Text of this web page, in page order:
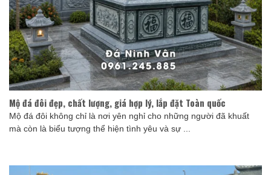
Mộ đá đôi đẹp, chất lượng, giá hợp lý, lắp đặt Toàn quốc
Mộ đá đôi không chỉ là nơi yên nghỉ cho những người đã khuất
mà còn là biểu tượng thể hiện tình yêu và sự ...